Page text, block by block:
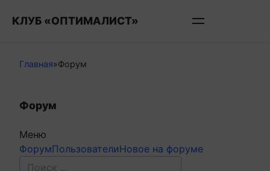
КЛУБ «ОПТИМАЛИСТ»
Главная»Форум
Форум
Меню
Навигация
Форума
ФорумПользователиНовое на форуме